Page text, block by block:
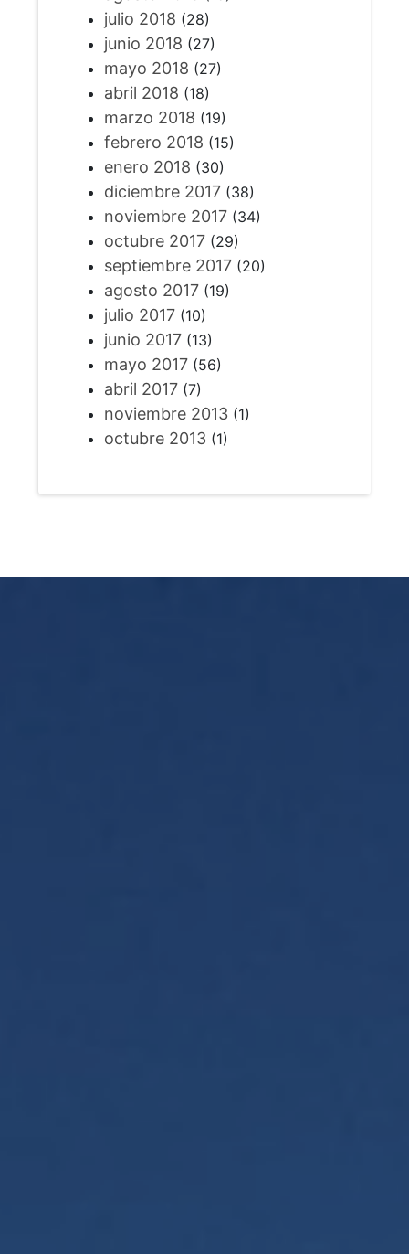
julio 2018 (28)
junio 2018 (27)
mayo 2018 (27)
abril 2018 (18)
marzo 2018 (19)
febrero 2018 (15)
enero 2018 (30)
diciembre 2017(38)
noviembre 2017(34)
octubre 2017(29)
septiembre 2017(20)
agosto 2017(19)
julio 2017(10)
junio 2017(13)
mayo 2017(56)
abril 2017(7)
noviembre 2013(1)
octubre 2013(1)